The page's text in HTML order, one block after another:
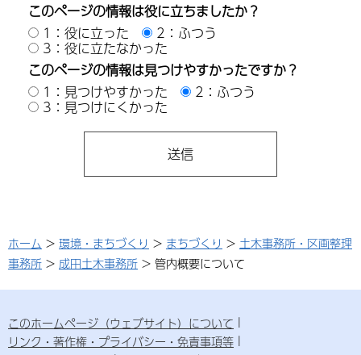
このページの情報は役に立ちましたか？
1：役に立った
2：ふつう
3：役に立たなかった
このページの情報は見つけやすかったですか？
1：見つけやすかった
2：ふつう
3：見つけにくかった
ホーム > 環境・まちづくり > まちづくり > 土木事務所・区画整理
事務所 > 成田土木事務所 > 管内概要について
このホームページ（ウェブサイト）について
リンク・著作権・プライバシー・免責事項等